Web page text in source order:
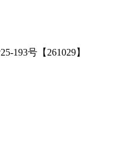
193号【261029】